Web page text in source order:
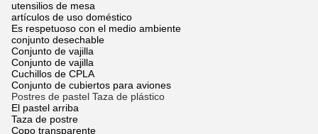
utensilios de mesa
artículos de uso doméstico
Es respetuoso con el medio ambiente
conjunto desechable
Conjunto de vajilla
Conjunto de vajilla
Cuchillos de CPLA
Conjunto de cubiertos para aviones
Postres de pastel Taza de plástico
El pastel arriba
Taza de postre
Copo transparente